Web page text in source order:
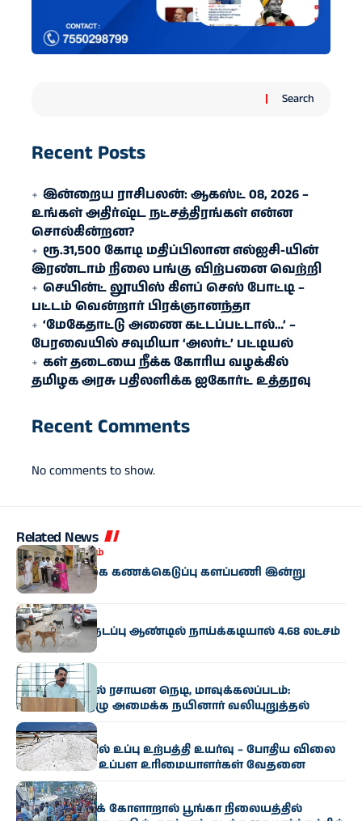
Search
Recent Posts
இன்றைய ராசிபலன்: ஆகஸ்ட் 08, 2026 –
உங்கள் அதிர்ஷ்ட நட்சத்திரங்கள் என்ன
சொல்கின்றன?
ரூ.31,500 கோடி மதிப்பிலான எல்ஐசி-​யின்
இரண்​டாம் நிலை பங்கு விற்பனை வெற்றி
செயின்ட் லூயிஸ் கிளப் செஸ் போட்டி –
பட்டம் வென்றார் பிரக்ஞானந்தா
‘மேகேதாட்டு அணை கட்டப்பட்டால்…’ –
பேரவையில் சவுமியா ‘அலர்ட்’ பட்டியல்
கள் தடையை நீக்க கோரிய வழக்கில்
தமிழக அரசு பதிலளிக்க ஐகோர்ட் உத்தரவு
Recent Comments
No comments to show.
Related News
இந்தியாதமிழகம்
மக்கள்தொகை கணக்கெடுப்பு களப்பணி இன்று
தொடக்கம்
தமிழகம்
தமிழகத்தில் நடப்பு ஆண்டில் நாய்க்கடியால் 4.68 லட்சம்
பேர் பாதிப்பு
தமிழகம்
ஆவின் பாலில் ரசாயன நெடி, மாவுக்கலப்படம்:
உயர்மட்டக் குழு அமைக்க நயினார் வலியுறுத்தல்
தமிழகம்
ராமநாதபுரத்தில் உப்பு உற்பத்தி உயர்வு – போதிய விலை
இல்லாததால் உப்பள உரிமையாளர்கள் வேதனை
தமிழகம்
தொழில்நுட்பக் கோளாறால் பூங்கா நிலையத்தில்